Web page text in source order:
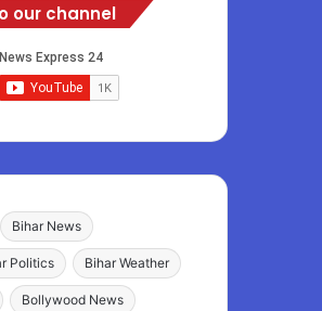
our channel
Bihar News
Politics Bihar Weather
Bollywood News